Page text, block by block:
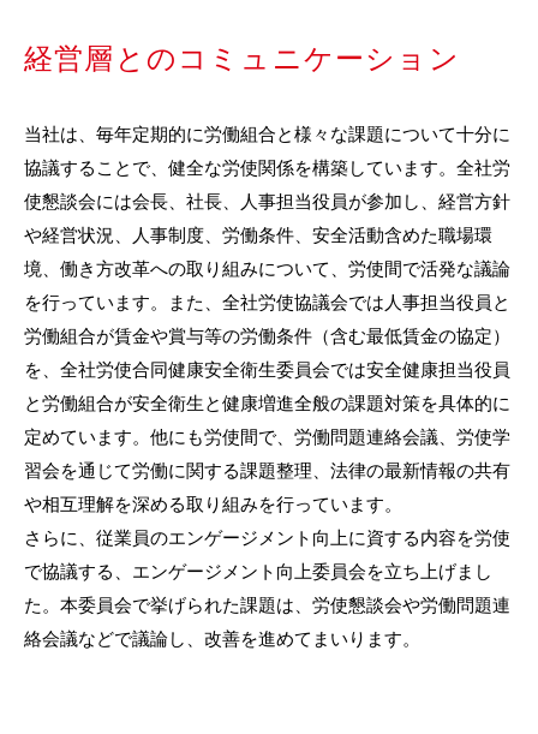
経営層とのコミュニケーション
当社は、毎年定期的に労働組合と様々な課題について十分に
協議することで、健全な労使関係を構築しています。全社労
使懇談会には会長、社長、人事担当役員が参加し、経営方針
や経営状況、人事制度、労働条件、安全活動含めた職場環
境、働き方改革への取り組みについて、労使間で活発な議論
を行っています。また、全社労使協議会では人事担当役員と
労働組合が賃金や賞与等の労働条件（含む最低賃金の協定）
を、全社労使合同健康安全衛生委員会では安全健康担当役員
と労働組合が安全衛生と健康増進全般の課題対策を具体的に
定めています。他にも労使間で、労働問題連絡会議、労使学
習会を通じて労働に関する課題整理、法律の最新情報の共有
や相互理解を深める取り組みを行っています。
さらに、従業員のエンゲージメント向上に資する内容を労使
で協議する、エンゲージメント向上委員会を立ち上げまし
た。本委員会で挙げられた課題は、労使懇談会や労働問題連
絡会議などで議論し、改善を進めてまいります。